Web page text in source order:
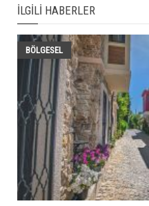
İLGILI HABERLER
BÖLGESEL